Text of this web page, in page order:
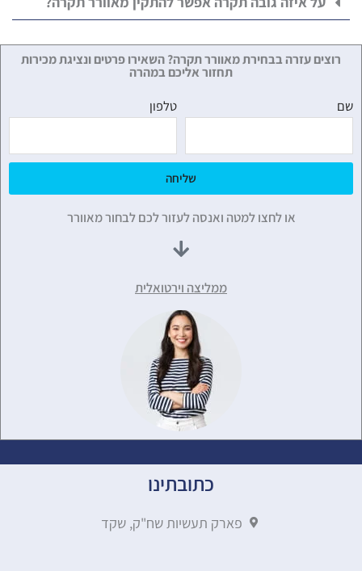
רוצים עזרה בבחירת מאוורר תקרה? השאירו פרטים ונציגת מכירות
תחזור אליכם במהרה
שם טלפון
שליחה
או לחצו למטה ואנסה לעזור לכם לבחור מאוורר
ממליצה וירטואלית
כתובתינו
פארק תעשיות שח"ק, שקד